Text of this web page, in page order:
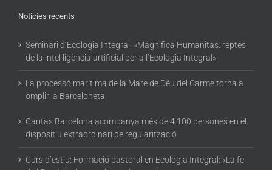
Noticies recents
Seminari d’Ecologia Integral: «Magnifica Humanitas: reptes
de la intel·ligència artificial per a l’Ecologia Integral»
La processó marítima de la Mare de Déu del Carme torna a
omplir la Barceloneta
Càritas Barcelona acompanya més de 4.100 persones en el
dispositiu extraordinari de regularització
Curs d’estiu: Formació pastoral en Ecologia Integral: «La fe